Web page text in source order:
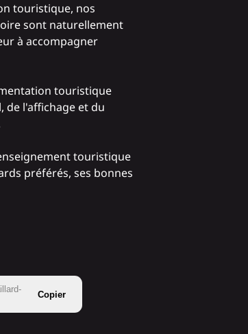
touristique, nos
sont naturellement
à accompagner
touristique
de l'affichage et du
touristique
préférés, ses bonnes
Copier